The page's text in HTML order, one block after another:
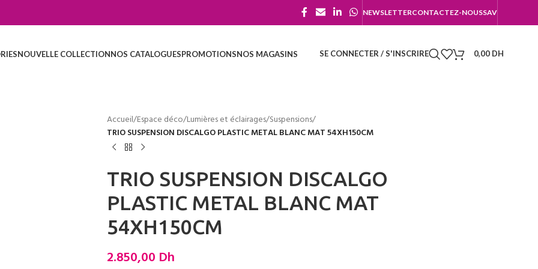
NEWSLETTERCONTACTEZ-NOUSSAV
NOUVELLE COLLECTIONNOS CATALOGUESPROMOTIONSNOS MAGASINS SE CONNECTER / S'INSCRIRE 0,00 DH
Accueil/Espace déco/Lumières et éclairages/Suspensions/
TRIO SUSPENSION DISCALGO PLASTIC METAL BLANC MAT 54XH150CM
TRIO SUSPENSION DISCALGO
PLASTIC METAL BLANC MAT
54XH150CM
2.850,00 Dh